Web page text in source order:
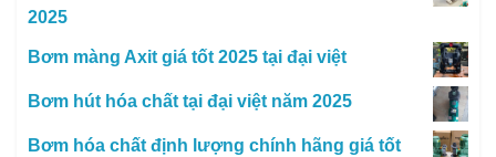
2025
Bơm màng Axit giá tốt 2025 tại đại việt
Bơm hút hóa chất tại đại việt năm 2025
Bơm hóa chất định lượng chính hãng giá tốt